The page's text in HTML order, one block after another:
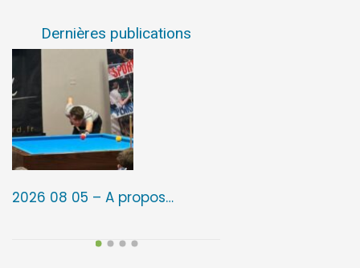
Dernières publications
2026 08 05 – A propos…